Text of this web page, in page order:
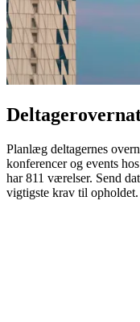
Planlæg deltagernes
konferencer og events
har 811 værelser. Send
vigtigste krav til opholdet.